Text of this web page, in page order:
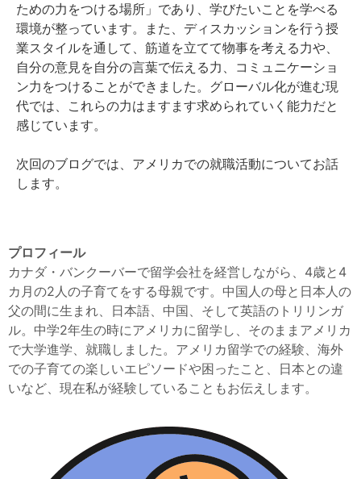
ための力をつける場所」であり、学びたいことを学べる
環境が整っています。また、ディスカッションを行う授
業スタイルを通して、筋道を立てて物事を考える力や、
自分の意見を自分の言葉で伝える力、コミュニケーショ
ン力をつけることができました。グローバル化が進む現
代では、これらの力はますます求められていく能力だと
感じています。
次回のブログでは、アメリカでの就職活動についてお話
します。
プロフィール
カナダ・バンクーバーで留学会社を経営しながら、 4歳と 4
カ月の2人の子育てをする母親です。中国人の母と日本人の
父の間に生まれ、日本語、中国、そして英語のトリリンガ
ル。中学2年生の時にアメリカに留学し、そのままアメリカ
で大学進学、就職しました。アメリカ留学での経験、海外
での子育ての楽しいエピソードや困ったこと、日本との違
いなど、現在私が経験していることもお伝えします。